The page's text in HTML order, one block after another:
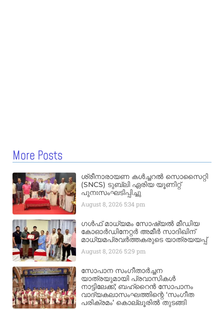
More Posts
ശ്രീനാരായണ കൾച്ചറൽ സൊസൈറ്റി
(SNCS) ടുബ്ലി ഏരിയ യൂണിറ്റ്
പുനഃസംഘടിപ്പിച്ചു
August 8, 20265:34 pm
ഗൾഫ് മാധ്യമം സോഷ്യൽ മീഡിയ
കോഓർഡിനേറ്റർ അമീർ സാദിഖിന്
മാധ്യമപ്രവർത്തകരുടെ യാത്രയയപ്പ്
August 8, 20265:29 pm
സോപാന സംഗീതാർച്ചന
യാത്രയുമായി പ്രവാസികൾ
നാട്ടിലേക്ക്; ബഹ്‌റൈൻ സോപാനം
വാദ്യകലാസംഘത്തിന്റെ ‘സംഗീത
പരിക്രമം’ കൊല്ലൂരിൽ തുടങ്ങി